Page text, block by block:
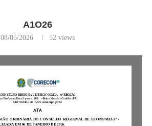
A1O26
08/05/2026 52views